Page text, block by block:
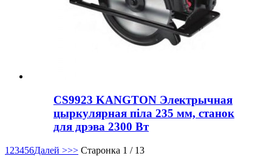
CS9923 KANGTON Электрычная
цыркулярная піла 235 мм, станок
для дрэва 2300 Вт
1 23456Далей >>> Старонка 1 / 13